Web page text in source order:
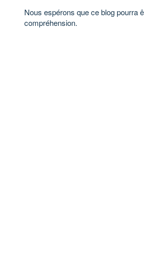
Nous espérons que ce blog pourra
compréhension.